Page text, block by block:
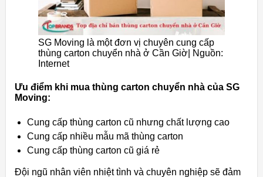
SG Moving là một đơn vị chuyên cung cấp
thùng carton chuyển nhà ở Cần Giờ| Nguồn:
Internet
Ưu điểm khi mua thùng carton chuyển nhà của SG
Moving:
Cung cấp thùng carton cũ nhưng chất lượng cao
Cung cấp nhiều mẫu mã thùng carton
Cung cấp thùng carton cũ giá rẻ
Đội ngũ nhân viên nhiệt tình và chuyên nghiệp sẽ đảm